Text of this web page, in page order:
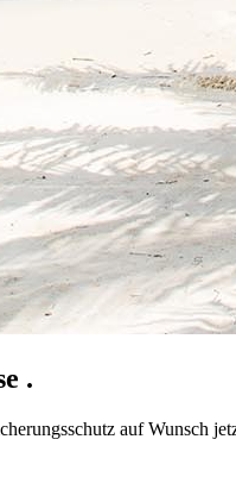
.
auf Wunsch